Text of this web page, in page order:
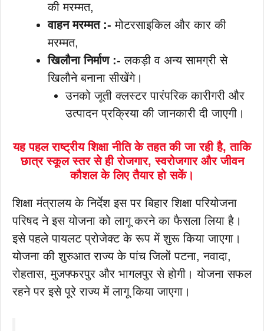
की मरम्मत,
वाहन मरम्मत :- मोटरसाइकिल और कार की
मरम्मत,
खिलौना निर्माण :- लकड़ी व अन्य सामग्री से
खिलौने बनाना सीखेंगे।
उनको जूती क्लस्टर पारंपरिक कारीगरी और
उत्पादन प्रक्रिया की जानकारी दी जाएगी।
यह पहल राष्ट्रीय शिक्षा नीति के तहत की जा रही है, ताकि
छात्र स्कूल स्तर से ही रोजगार, स्वरोजगार और जीवन
कौशल के लिए तैयार हो सकें।
शिक्षा मंत्रालय के निर्देश इस पर बिहार शिक्षा परियोजना
परिषद ने इस योजना को लागू करने का फैसला लिया है।
इसे पहले पायलट प्रोजेक्ट के रूप में शुरू किया जाएगा।
योजना की शुरुआत राज्य के पांच जिलों पटना, नवादा,
रोहतास, मुजफ्फरपुर और भागलपुर से होगी। योजना सफल
रहने पर इसे पूरे राज्य में लागू किया जाएगा।